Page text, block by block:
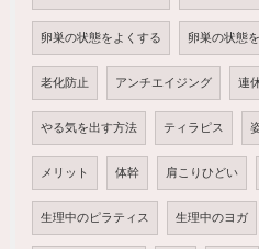
卵巣の状態をよくする 卵巣の状態
老化防止 アンチエイジング 連
やる気を出す方法 ティラピス
メリット 体幹 肩こりひどい
生理中のピラティス 生理中のヨガ